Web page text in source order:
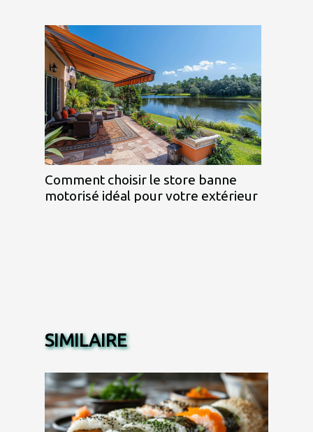
Comment choisir le store banne
motorisé idéal pour votre extérieur
SIMILAIRE